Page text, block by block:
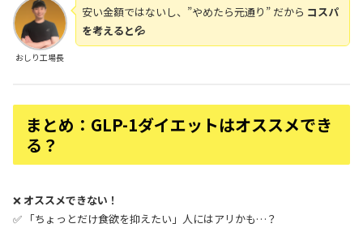
おしり工場長
安い金額ではないし、”やめたら元通り” だから コスパ
を考えると💦
まとめ：GLP-1ダイエットはオススメでき
る？
❌ オススメできない！
✅ 「ちょっとだけ食欲を抑えたい」人にはアリかも…？